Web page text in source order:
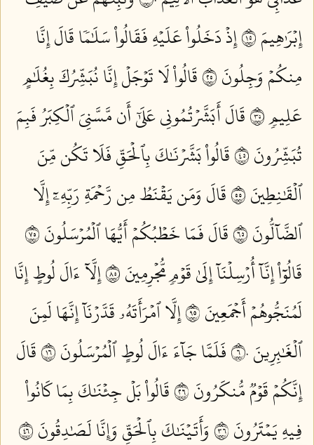
إِبۡرَٰهِيمَ ٥١
إِذۡ دَخَلُواْ عَلَيۡهِ فَقَالُواْ سَلَٰمٗا قَالَ إِنَّا
مِنكُمۡ وَجِلُونَ ٥٢
قَالُواْ لَا تَوۡجَلۡ إِنَّا نُبَشِّرُكَ بِغُلَٰمٍ
عَلِيمٖ ٥٣
قَالَ أَبَشَّرۡتُمُونِي عَلَىٰٓ أَن مَّسَّنِيَ ٱلۡكِبَرُ فَبِمَ
تُبَشِّرُونَ ٥٤
قَالُواْ بَشَّرۡنَٰكَ بِٱلۡحَقِّ فَلَا تَكُن مِّنَ
ٱلۡقَٰنِطِينَ ٥٥
قَالَ وَمَن يَقۡنَطُ مِن رَّحۡمَةِ رَبِّهِۦٓ إِلَّا
ٱلضَّآلُّونَ ٥٦
قَالَ فَمَا خَطۡبُكُمۡ أَيُّهَا ٱلۡمُرۡسَلُونَ ٥٧
قَالُوٓاْ إِنَّآ أُرۡسِلۡنَآ إِلَىٰ قَوۡمٖ مُّجۡرِمِينَ ٥٨
إِلَّآ ءَالَ لُوطٍ إِنَّا
لَمُنَجُّوهُمۡ أَجۡمَعِينَ ٥٩
إِلَّا ٱمۡرَأَتَهُۥ قَدَّرۡنَآ إِنَّهَا لَمِنَ
ٱلۡغَٰبِرِينَ ٦٠
فَلَمَّا جَآءَ ءَالَ لُوطٍ ٱلۡمُرۡسَلُونَ ٦١
قَالَ
إِنَّكُمۡ قَوۡمٞ مُّنكَرُونَ ٦٢
قَالُواْ بَلۡ جِئۡنَٰكَ بِمَا كَانُواْ
فِيهِ يَمۡتَرُونَ ٦٣
وَأَتَيۡنَٰكَ بِٱلۡحَقِّ وَإِنَّا لَصَٰدِقُونَ ٦٤